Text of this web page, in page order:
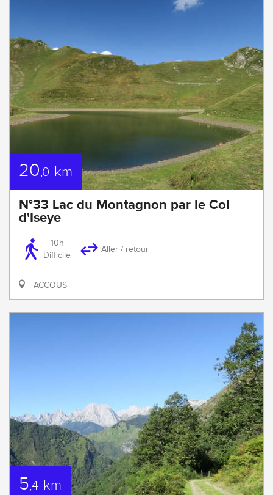
20,0 km
N°33 Lac du Montagnon par le Col
d'Iseye
10h
Difficile
Aller / retour
ACCOUS
5,4 km